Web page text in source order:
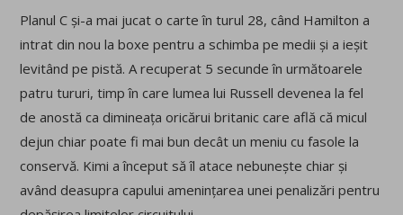
Planul C și-a mai jucat o carte în turul 28, când Hamilton a
intrat din nou la boxe pentru a schimba pe medii și a ieșit
levitând pe pistă. A recuperat 5 secunde în următoarele
patru tururi, timp în care lumea lui Russell devenea la fel
de anostă ca dimineața oricărui britanic care află că micul
dejun chiar poate fi mai bun decât un meniu cu fasole la
conservă. Kimi a început să îl atace nebunește chiar și
având deasupra capului amenințarea unei penalizări pentru